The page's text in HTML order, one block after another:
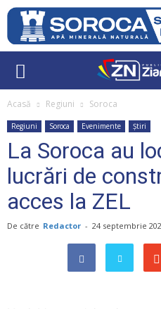
Acasă Regiuni Soroca
Regiuni Soroca Evenimente Știri
La Soroca au
lucrări de
acces la ZEL
De către Redactor - 24 septembrie